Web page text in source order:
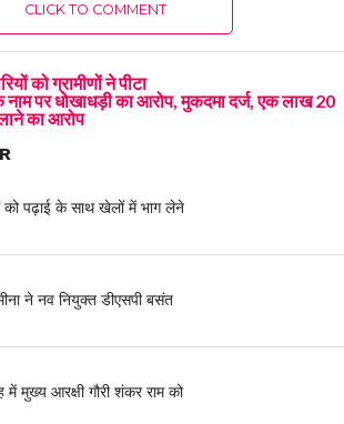
CLICK TO COMMENT
को ग्रामीणों ने पीटा
पर धोखाधड़ी का आरोप, मुकदमा दर्ज, एक लाख 20
का आरोप
को पढ़ाई के साथ खेलों में भाग लेने
ने नव नियुक्त डीएसपी बसंत
में मुख्य आरक्षी गौरी शंकर राम को